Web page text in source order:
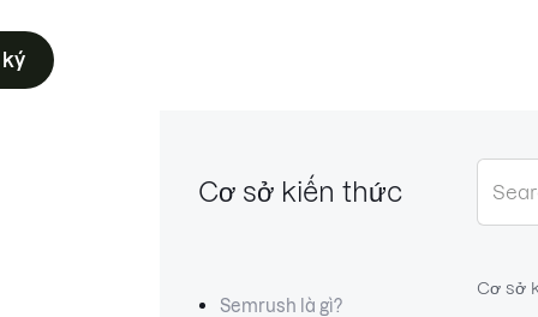
Cơ sở kiến thức
Semrush là gì?
Cơ sở